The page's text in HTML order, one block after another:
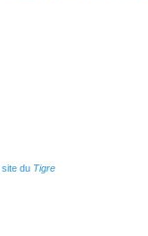
site du Tigre